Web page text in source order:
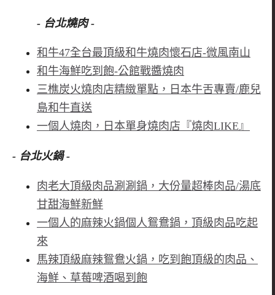
- 台北燒肉 -
和牛47全台最頂級和牛燒肉懷石店-微風南山
和牛海鮮吃到飽-公館戰醬燒肉
三樵炭火燒肉店精緻單點，日本牛舌專賣/鹿兒
島和牛直送
一個人燒肉，日本單身燒肉店『燒肉LIKE』
- 台北火鍋 -
肉老大頂級肉品涮涮鍋，大份量超棒肉品/湯底
甘甜海鮮新鮮
一個人的麻辣火鍋個人鴛鴦鍋，頂級肉品吃起
來
馬辣頂級麻辣鴛鴦火鍋，吃到飽頂級的肉品、
海鮮、草莓啤酒喝到飽